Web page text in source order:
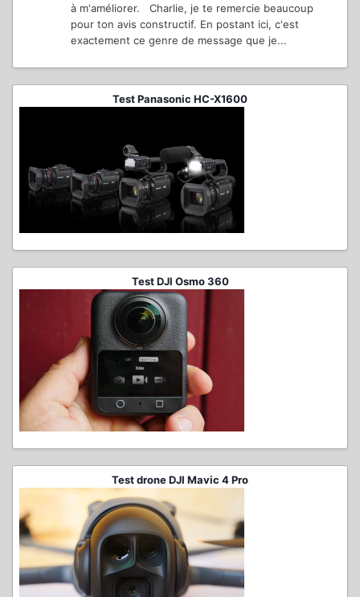
à m'améliorer. Charlie, je te remercie beaucoup
pour ton avis constructif. En postant ici, c'est
exactement ce genre de message que je...
Test Panasonic HC-X1600
Test DJI Osmo 360
Test drone DJI Mavic 4 Pro